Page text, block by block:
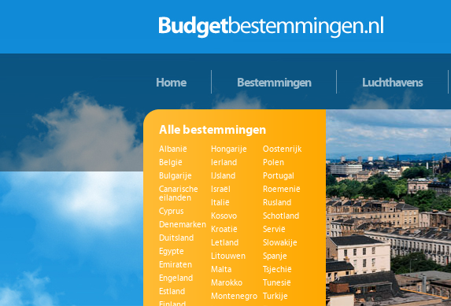
Home Bestemmingen Luchthavens
Alle bestemmingen
Albanië
België
Bulgarije
Canarische
eilanden
Cyprus
Denemarken
Duitsland
Egypte
Emiraten
Engeland
Estland
Hongarije
Ierland
IJsland
Israël
Italië
Kosovo
Kroatië
Letland
Litouwen
Malta
Marokko
Montenegro
Oostenrijk
Polen
Portugal
Roemenië
Rusland
Schotland
Servië
Slowakije
Spanje
Tsjechië
Tunesië
Turkije